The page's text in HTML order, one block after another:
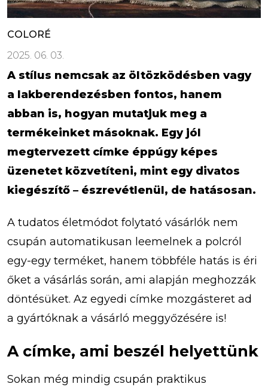
COLORÉ
2025. 06. 03.
A stílus nemcsak az öltözködésben vagy
a lakberendezésben fontos, hanem
abban is, hogyan mutatjuk meg a
termékeinket másoknak. Egy jól
megtervezett címke éppúgy képes
üzenetet közvetíteni, mint egy divatos
kiegészítő – észrevétlenül, de hatásosan.
A tudatos életmódot folytató vásárlók nem
csupán automatikusan leemelnek a polcról
egy-egy terméket, hanem többféle hatás is éri
őket a vásárlás során, ami alapján meghozzák
döntésüket. Az egyedi címke mozgásteret ad
a gyártóknak a vásárló meggyőzésére is!
A címke, ami beszél helyettünk
Sokan még mindig csupán praktikus